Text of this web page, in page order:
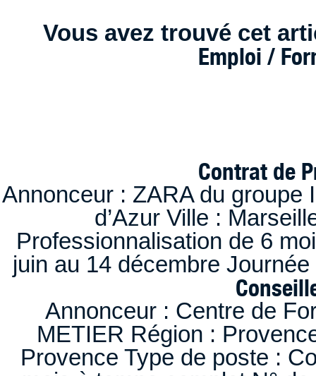
Vous avez trouvé cet
Emploi /
Contrat de
Annonceur : ZARA du
d’Azur Ville :
Professionnalisation de 6
juin au 14 décembre
Annonceur : Centre de
METIER Région :
Provence Type de poste :